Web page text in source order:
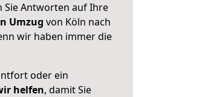
Sie Antworten auf Ihre
Umzug von Köln nach
wir haben immer die
oder ein
helfen, damit Sie